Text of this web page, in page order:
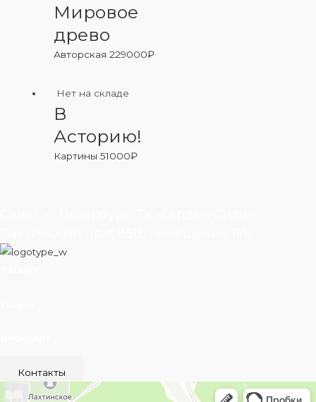
Мировое
древо
Авторская229000₽
Нет на складе
В
Асторию!
Картины51000₽
Контакты